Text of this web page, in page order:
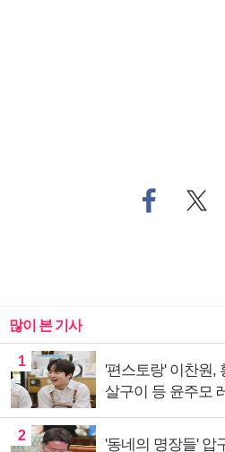
많이 본 기사
1
'편스토랑' 이찬원,
살구이 등 윤주모
2
'동네의 명장들' 압